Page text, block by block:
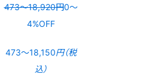
473〜18,920円0〜
4%OFF
473〜18,150円（税
込）